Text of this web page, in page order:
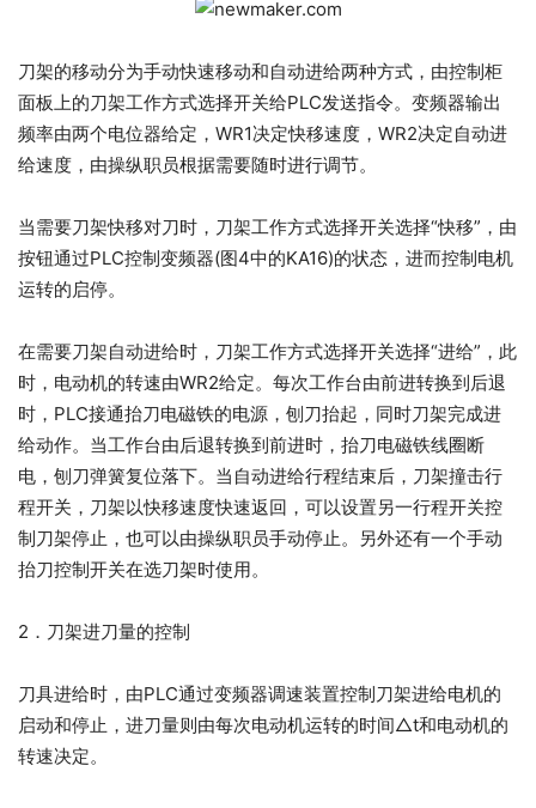
刀架的移动分为手动快速移动和自动进给两种方式，由控制柜
面板上的刀架工作方式选择开关给PLC发送指令。变频器输出
频率由两个电位器给定，WR1决定快移速度，WR2决定自动进
给速度，由操纵职员根据需要随时进行调节。
当需要刀架快移对刀时，刀架工作方式选择开关选择“快移”，由
按钮通过PLC控制变频器(图4中的KA16)的状态，进而控制电机
运转的启停。
在需要刀架自动进给时，刀架工作方式选择开关选择“进给”，此
时，电动机的转速由WR2给定。每次工作台由前进转换到后退
时，PLC接通抬刀电磁铁的电源，刨刀抬起，同时刀架完成进
给动作。当工作台由后退转换到前进时，抬刀电磁铁线圈断
电，刨刀弹簧复位落下。当自动进给行程结束后，刀架撞击行
程开关，刀架以快移速度快速返回，可以设置另一行程开关控
制刀架停止，也可以由操纵职员手动停止。另外还有一个手动
抬刀控制开关在选刀架时使用。
2．刀架进刀量的控制
刀具进给时，由PLC通过变频器调速装置控制刀架进给电机的
启动和停止，进刀量则由每次电动机运转的时间△t和电动机的
转速决定。